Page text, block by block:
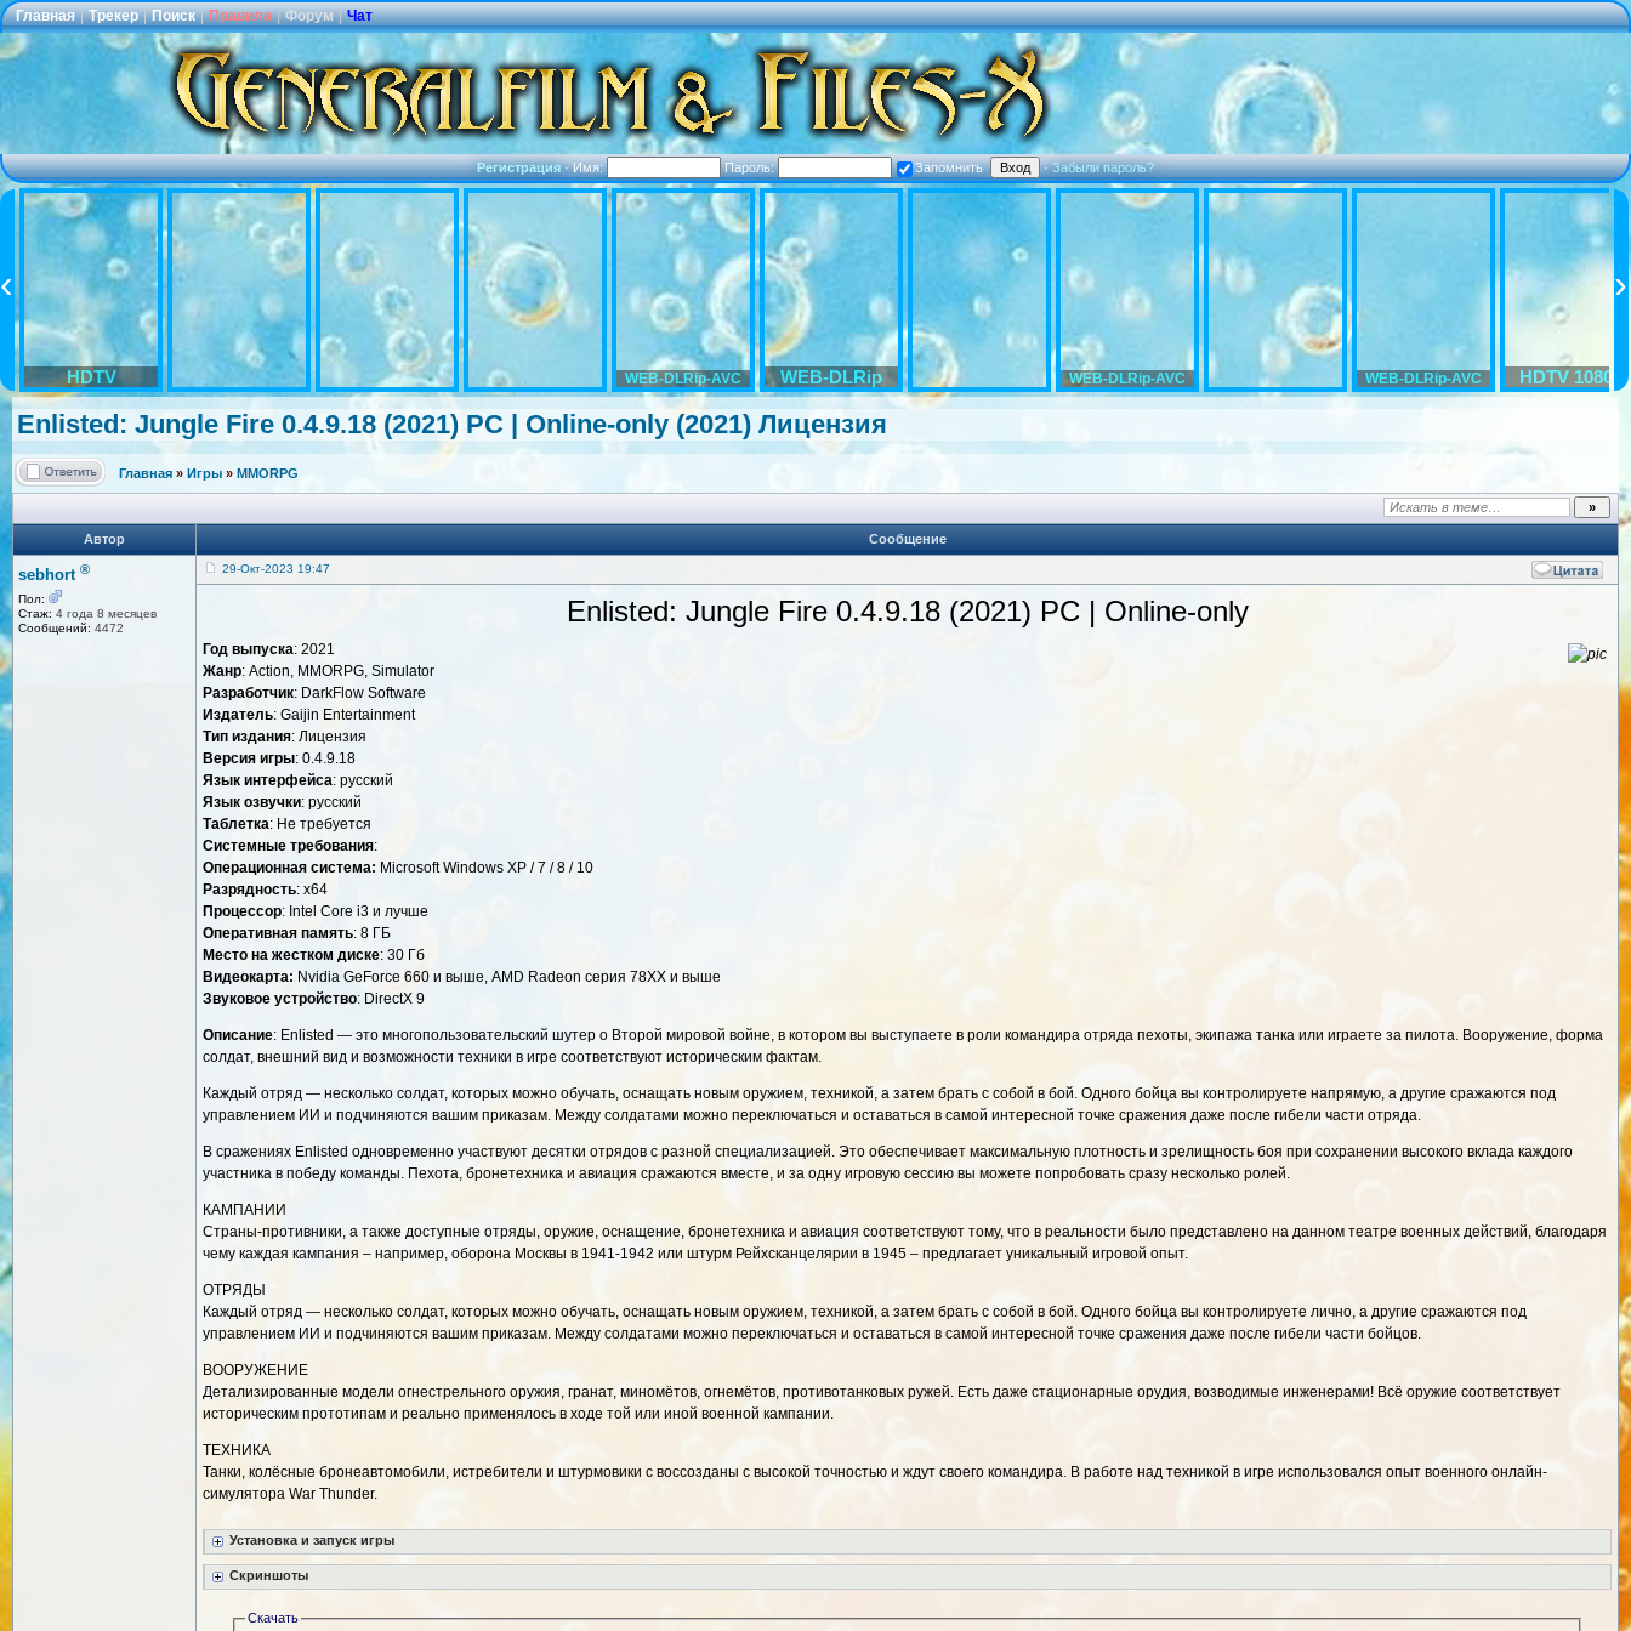
Главная | Трекер | Поиск | Правила | Форум | Чат
Регистрация·Имя: Пароль: Запомнить ·Забыли пароль?
HDTV WEB-DLRip-AVC WEB-DLRip WEB-DLRip-AVC WEB-DLRip-AVC HDTV 1080p
Enlisted: Jungle Fire 0.4.9.18 (2021) PC | Online-only (2021) Лицензия
Главная » Игры » MMORPG
Автор Сообщение
sebhort ®
Пол:
Стаж: 4 года 8 месяцев
Сообщений: 4472
29-Окт-2023 19:47
Enlisted: Jungle Fire 0.4.9.18 (2021) PC | Online-only
Год выпуска: 2021
Жанр: Action, MMORPG, Simulator
Разработчик: DarkFlow Software
Издатель: Gaijin Entertainment
Тип издания: Лицензия
Версия игры: 0.4.9.18
Язык интерфейса: русский
Язык озвучки: русский
Таблетка: Не требуется
Системные требования:
Операционная система: Microsoft Windows XP / 7 / 8 / 10
Разрядность: x64
Процессор: Intel Core i3 и лучше
Оперативная память: 8 ГБ
Место на жестком диске: 30 Гб
Видеокарта: Nvidia GeForce 660 и выше, AMD Radeon серия 78XX и выше
Звуковое устройство: DirectX 9
Описание: Enlisted — это многопользовательский шутер о Второй мировой войне, в котором вы выступаете в роли командира отряда пехоты, экипажа танка или играете за пилота. Вооружение, форма
солдат, внешний вид и возможности техники в игре соответствуют историческим фактам.
Каждый отряд — несколько солдат, которых можно обучать, оснащать новым оружием, техникой, а затем брать с собой в бой. Одного бойца вы контролируете напрямую, а другие сражаются под
управлением ИИ и подчиняются вашим приказам. Между солдатами можно переключаться и оставаться в самой интересной точке сражения даже после гибели части отряда.
В сражениях Enlisted одновременно участвуют десятки отрядов с разной специализацией. Это обеспечивает максимальную плотность и зрелищность боя при сохранении высокого вклада каждого
участника в победу команды. Пехота, бронетехника и авиация сражаются вместе, и за одну игровую сессию вы можете попробовать сразу несколько ролей.
КАМПАНИИ
Страны-противники, а также доступные отряды, оружие, оснащение, бронетехника и авиация соответствуют тому, что в реальности было представлено на данном театре военных действий, благодаря
чему каждая кампания – например, оборона Москвы в 1941-1942 или штурм Рейхсканцелярии в 1945 – предлагает уникальный игровой опыт.
ОТРЯДЫ
Каждый отряд — несколько солдат, которых можно обучать, оснащать новым оружием, техникой, а затем брать с собой в бой. Одного бойца вы контролируете лично, а другие сражаются под
управлением ИИ и подчиняются вашим приказам. Между солдатами можно переключаться и оставаться в самой интересной точке сражения даже после гибели части бойцов.
ВООРУЖЕНИЕ
Детализированные модели огнестрельного оружия, гранат, миномётов, огнемётов, противотанковых ружей. Есть даже стационарные орудия, возводимые инженерами! Всё оружие соответствует
историческим прототипам и реально применялось в ходе той или иной военной кампании.
ТЕХНИКА
Танки, колёсные бронеавтомобили, истребители и штурмовики с воссозданы с высокой точностью и ждут своего командира. В работе над техникой в игре использовался опыт военного онлайн-
симулятора War Thunder.
Установка и запуск игры
Скриншоты
Скачать